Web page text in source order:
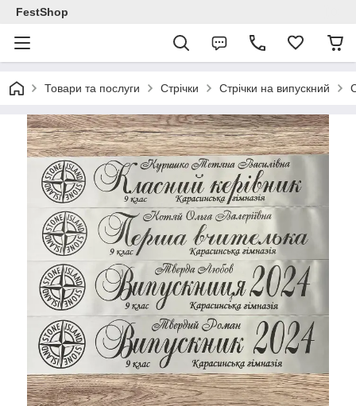
FestShop
Товари та послуги Стрічки Стрічки на випускний